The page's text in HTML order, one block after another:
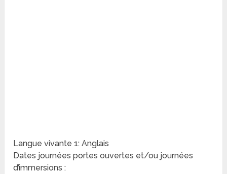
Langue vivante 1: Anglais
Dates journées portes ouvertes et/ou journées
d’immersions :